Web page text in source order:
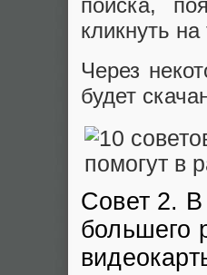
поиска,
кликнуть
Через
будет
Совет 2.
большего